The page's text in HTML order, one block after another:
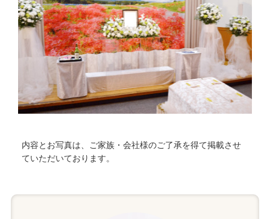
内容とお写真は、ご家族・会社様のご了承を得て掲載させ
ていただいております。